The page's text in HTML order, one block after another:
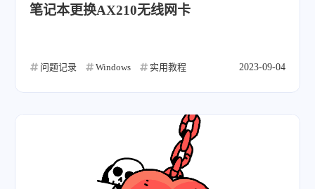
笔记本更换AX210无线网卡
问题记录 Windows 实用教程 2023-09-04